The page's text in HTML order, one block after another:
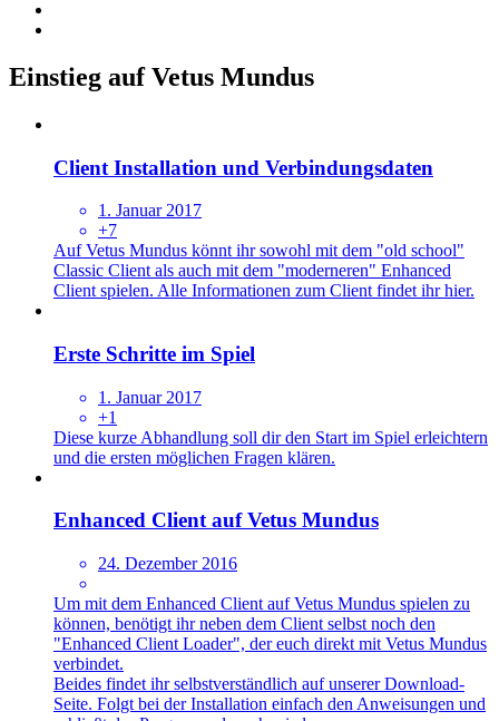
Einstieg auf Vetus Mundus
Client Installation und Verbindungsdaten
1. Januar 2017
+7
Auf Vetus Mundus könnt ihr sowohl mit dem "old school"
Classic Client als auch mit dem "moderneren" Enhanced
Client spielen. Alle Informationen zum Client findet ihr hier.
Erste Schritte im Spiel
1. Januar 2017
+1
Diese kurze Abhandlung soll dir den Start im Spiel erleichtern
und die ersten möglichen Fragen klären.
Enhanced Client auf Vetus Mundus
24. Dezember 2016
Um mit dem Enhanced Client auf Vetus Mundus spielen zu
können, benötigt ihr neben dem Client selbst noch den
"Enhanced Client Loader", der euch direkt mit Vetus Mundus
verbindet.
Beides findet ihr selbstverständlich auf unserer Download-
Seite. Folgt bei der Installation einfach den Anweisungen und